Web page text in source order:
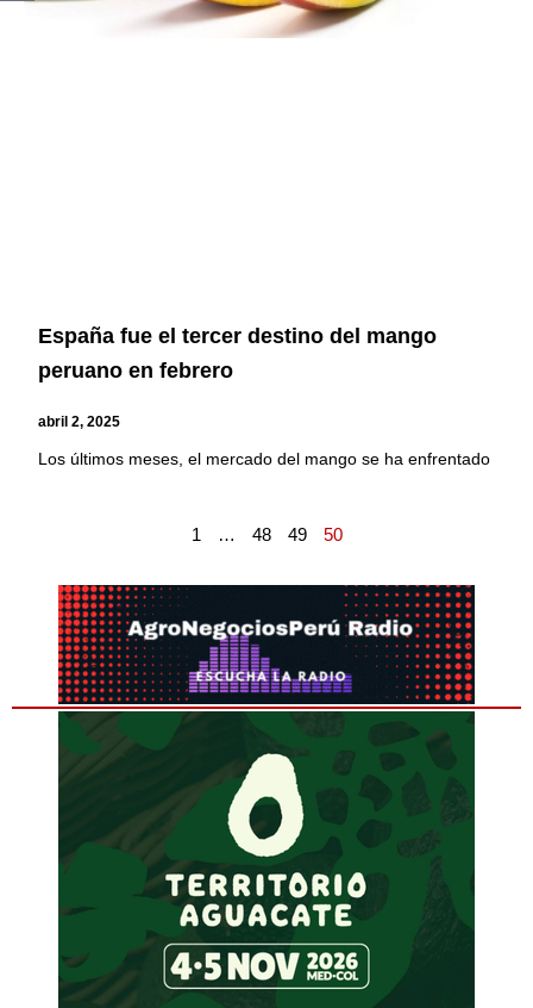
España fue el tercer destino del mango
peruano en febrero
abril 2, 2025
Los últimos meses, el mercado del mango se ha enfrentado
1 … 48 49 50